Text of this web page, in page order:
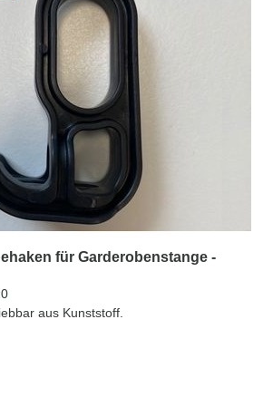
für Garderobenstange -
aus Kunststoff.